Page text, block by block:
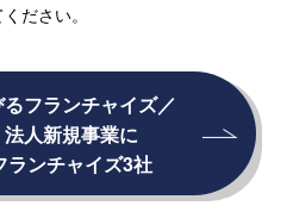
ださい。
フランチャイズ／
法人新規事業に
ランチャイズ3社